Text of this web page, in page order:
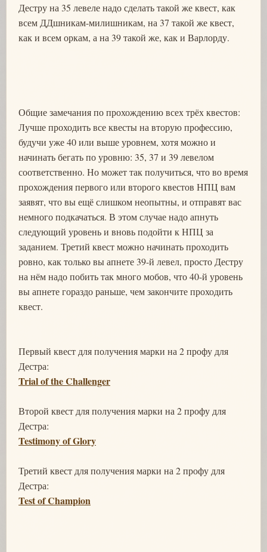
Дестру на 35 левеле надо сделать такой же квест, как
всем ДДшникам-милишникам, на 37 такой же квест,
как и всем оркам, а на 39 такой же, как и Варлорду.
Общие замечания по прохождению всех трёх квестов:
Лучше проходить все квесты на вторую профессию,
будучи уже 40 или выше уровнем, хотя можно и
начинать бегать по уровню: 35, 37 и 39 левелом
соответственно. Но может так получиться, что во время
прохождения первого или второго квестов НПЦ вам
заявят, что вы ещё слишком неопытны, и отправят вас
немного подкачаться. В этом случае надо апнуть
следующий уровень и вновь подойти к НПЦ за
заданием. Третий квест можно начинать проходить
ровно, как только вы апнете 39-й левел, просто Дестру
на нём надо побить так много мобов, что 40-й уровень
вы апнете гораздо раньше, чем закончите проходить
квест.
Первый квест для получения марки на 2 профу для
Дестра:
Trial of the Challenger
Второй квест для получения марки на 2 профу для
Дестра:
Testimony of Glory
Третий квест для получения марки на 2 профу для
Дестра:
Test of Champion